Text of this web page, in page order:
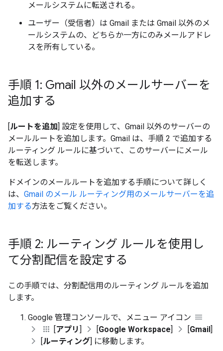
メールシステムに転送される。
ユーザー（受信者）は Gmail または Gmail 以外のメ
ールシステムの、どちらか一方にのみメールアドレ
スを所有している。
手順 1: Gmail 以外のメールサーバーを
追加する
[ルートを追加] 設定を使用して、Gmail 以外のサーバーの
メールルートを追加します。Gmail は、手順 2 で追加する
ルーティング ルールに基づいて、このサーバーにメール
を転送します。
ドメインのメールルートを追加する手順について詳しく
は、 Gmail のメール ルーティング用のメールサーバーを追
加する方法をご覧ください。
手順 2: ルーティング ルールを使用し
て分割配信を設定する
この手順では、分割配信用のルーティング ルールを追加
します。
Google 管理コンソールで、メニュー アイコン
[アプリ] [Google Workspace] [Gmail]
[ルーティング] に移動します。